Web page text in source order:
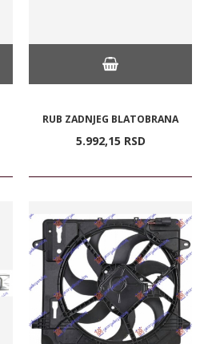
RUB ZADNJEG BLATOBRANA
5.992,15 RSD